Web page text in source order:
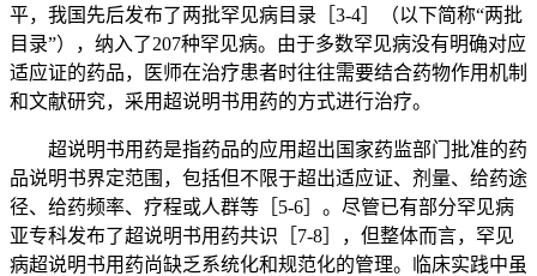
平，我国先后发布了两批罕见病目录［3-4］（以下简称“两批
目录”），纳入了207种罕见病。由于多数罕见病没有明确对应
适应证的药品，医师在治疗患者时往往需要结合药物作用机制
和文献研究，采用超说明书用药的方式进行治疗。
超说明书用药是指药品的应用超出国家药监部门批准的药
品说明书界定范围，包括但不限于超出适应证、剂量、给药途
径、给药频率、疗程或人群等［5-6］。尽管已有部分罕见病
亚专科发布了超说明书用药共识［7-8］，但整体而言，罕见
病超说明书用药尚缺乏系统化和规范化的管理。临床实践中虽